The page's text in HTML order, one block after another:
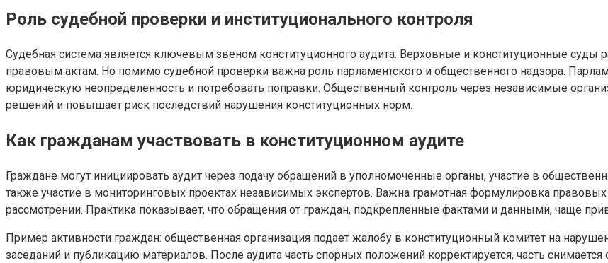
Роль судебной проверки и институционального контроля
Судебная система является ключевым звеном конституционного аудита. Верховные и конституционные суды
правовым актам. Но помимо судебной проверки важна роль парламентского и общественного надзора.
юридическую неопределенность и потребовать поправки. Общественный контроль через независимые
решений и повышает риск последствий нарушения конституционных норм.
Как гражданам участвовать в конституционном аудите
Граждане могут инициировать аудит через подачу обращений в уполномоченные органы, участие в
также участие в мониторинговых проектах независимых экспертов. Важна грамотная формулировка
рассмотрении. Практика показывает, что обращения от граждан, подкрепленные фактами и данными, чаще
Пример активности граждан: общественная организация подает жалобу в конституционный комитет на
заседаний и публикацию материалов. После аудита часть спорных положений корректируется, часть снимается